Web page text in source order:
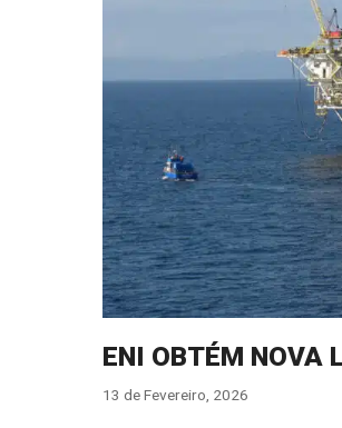
ENI OBTÉM NOVA
13 de Fevereiro, 2026